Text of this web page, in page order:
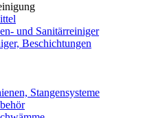
und Sanitärreiniger
Beschichtungen
Stangensysteme